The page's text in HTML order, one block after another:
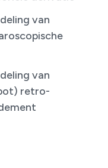
van
van
retro-